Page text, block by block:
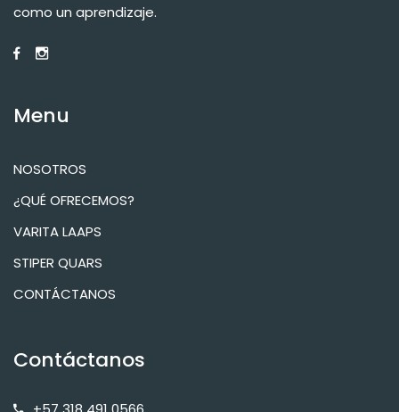
como un aprendizaje.
Menu
NOSOTROS
¿QUÉ OFRECEMOS?
VARITA LAAPS
STIPER QUARS
CONTÁCTANOS
Contáctanos